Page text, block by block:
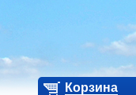
Корзина